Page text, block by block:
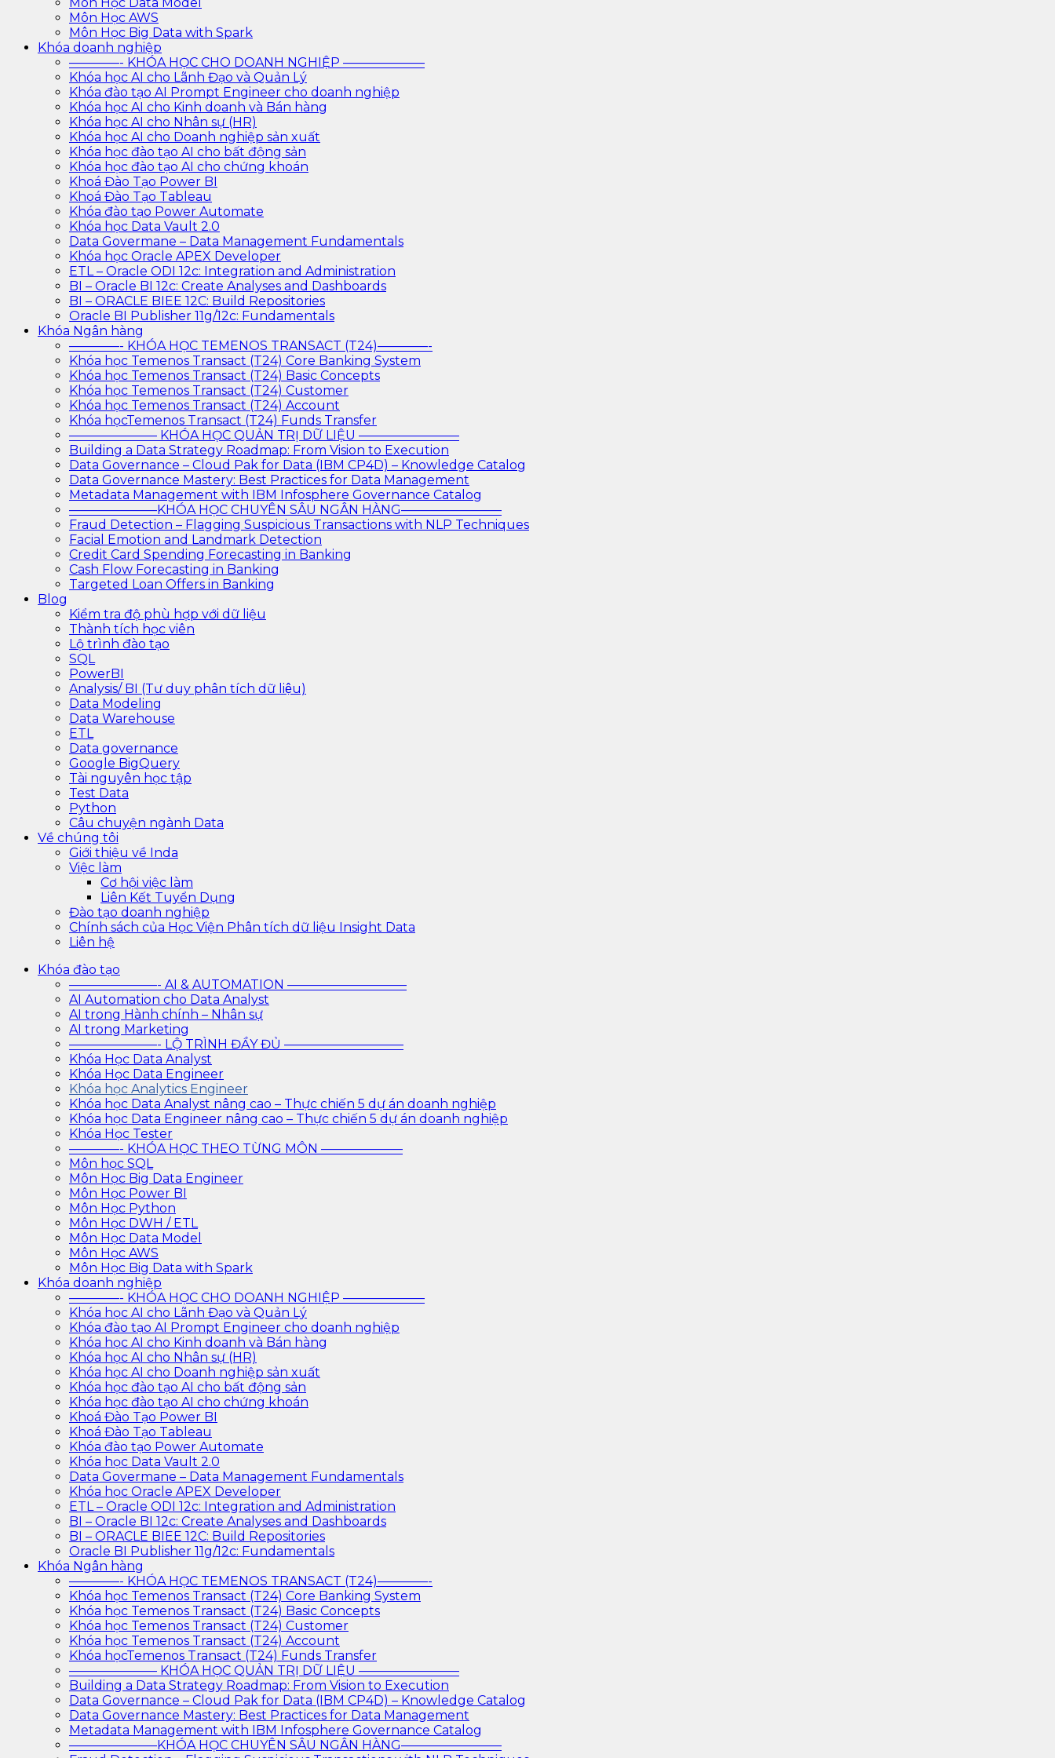
Môn Học AWS
Môn Học Big Data with Spark
Khóa doanh nghiệp
————- KHÓA HỌC CHO DOANH NGHIỆP ——————–
Khóa học AI cho Lãnh Đạo và Quản Lý
Khóa đào tạo AI Prompt Engineer cho doanh nghiệp
Khóa học AI cho Kinh doanh và Bán hàng
Khóa học AI cho Nhân sự (HR)
Khóa học AI cho Doanh nghiệp sản xuất
Khóa học đào tạo AI cho bất động sản
Khóa học đào tạo AI cho chứng khoán
Khoá Đào Tạo Power BI
Khoá Đào Tạo Tableau
Khóa đào tạo Power Automate
Khóa học Data Vault 2.0
Data Govermane – Data Management Fundamentals
Khóa học Oracle APEX Developer
ETL – Oracle ODI 12c: Integration and Administration
BI – Oracle BI 12c: Create Analyses and Dashboards
BI – ORACLE BIEE 12C: Build Repositories
Oracle BI Publisher 11g/12c: Fundamentals
Khóa Ngân hàng
————- KHÓA HỌC TEMENOS TRANSACT (T24)————-
Khóa học Temenos Transact (T24) Core Banking System
Khóa học Temenos Transact (T24) Basic Concepts
Khóa học Temenos Transact (T24) Customer
Khóa học Temenos Transact (T24) Account
Khóa họcTemenos Transact (T24) Funds Transfer
——————— KHÓA HỌC QUẢN TRỊ DỮ LIỆU ————————
Building a Data Strategy Roadmap: From Vision to Execution
Data Governance – Cloud Pak for Data (IBM CP4D) – Knowledge Catalog
Data Governance Mastery: Best Practices for Data Management
Metadata Management with IBM Infosphere Governance Catalog
———————KHÓA HỌC CHUYÊN SÂU NGÂN HÀNG————————
Fraud Detection – Flagging Suspicious Transactions with NLP Techniques
Facial Emotion and Landmark Detection
Credit Card Spending Forecasting in Banking
Cash Flow Forecasting in Banking
Targeted Loan Offers in Banking
Blog
Kiểm tra độ phù hợp với dữ liệu
Thành tích học viên
Lộ trình đào tạo
SQL
PowerBI
Analysis/ BI (Tư duy phân tích dữ liệu)
Data Modeling
Data Warehouse
ETL
Data governance
Google BigQuery
Tài nguyên học tập
Test Data
Python
Câu chuyện ngành Data
Về chúng tôi
Giới thiệu về Inda
Việc làm
Cơ hội việc làm
Liên Kết Tuyển Dụng
Đào tạo doanh nghiệp
Chính sách của Học Viện Phân tích dữ liệu Insight Data
Liên hệ
Khóa đào tạo
———————- AI & AUTOMATION —————————–
AI Automation cho Data Analyst
AI trong Hành chính – Nhân sự
AI trong Marketing
———————- LỘ TRÌNH ĐẦY ĐỦ —————————–
Khóa Học Data Analyst
Khóa Học Data Engineer
Khóa học Analytics Engineer
Khóa học Data Analyst nâng cao – Thực chiến 5 dự án doanh nghiệp
Khóa học Data Engineer nâng cao – Thực chiến 5 dự án doanh nghiệp
Khóa Học Tester
————- KHÓA HỌC THEO TỪNG MÔN ——————–
Môn học SQL
Môn Học Big Data Engineer
Môn Học Power BI
Môn Học Python
Môn Học DWH / ETL
Môn Học Data Model
Môn Học AWS
Môn Học Big Data with Spark
Khóa doanh nghiệp
————- KHÓA HỌC CHO DOANH NGHIỆP ——————–
Khóa học AI cho Lãnh Đạo và Quản Lý
Khóa đào tạo AI Prompt Engineer cho doanh nghiệp
Khóa học AI cho Kinh doanh và Bán hàng
Khóa học AI cho Nhân sự (HR)
Khóa học AI cho Doanh nghiệp sản xuất
Khóa học đào tạo AI cho bất động sản
Khóa học đào tạo AI cho chứng khoán
Khoá Đào Tạo Power BI
Khoá Đào Tạo Tableau
Khóa đào tạo Power Automate
Khóa học Data Vault 2.0
Data Govermane – Data Management Fundamentals
Khóa học Oracle APEX Developer
ETL – Oracle ODI 12c: Integration and Administration
BI – Oracle BI 12c: Create Analyses and Dashboards
BI – ORACLE BIEE 12C: Build Repositories
Oracle BI Publisher 11g/12c: Fundamentals
Khóa Ngân hàng
————- KHÓA HỌC TEMENOS TRANSACT (T24)————-
Khóa học Temenos Transact (T24) Core Banking System
Khóa học Temenos Transact (T24) Basic Concepts
Khóa học Temenos Transact (T24) Customer
Khóa học Temenos Transact (T24) Account
Khóa họcTemenos Transact (T24) Funds Transfer
——————— KHÓA HỌC QUẢN TRỊ DỮ LIỆU ————————
Building a Data Strategy Roadmap: From Vision to Execution
Data Governance – Cloud Pak for Data (IBM CP4D) – Knowledge Catalog
Data Governance Mastery: Best Practices for Data Management
Metadata Management with IBM Infosphere Governance Catalog
———————KHÓA HỌC CHUYÊN SÂU NGÂN HÀNG————————